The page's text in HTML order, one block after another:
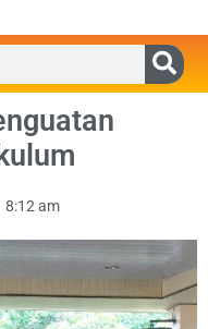
8:12 am